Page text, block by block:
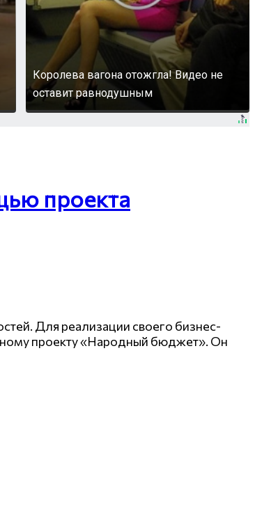
Королева вагона отожгла! Видео не
оставит равнодушным
проекта
Для реализации своего бизнес-
проекту «Народный бюджет». Он